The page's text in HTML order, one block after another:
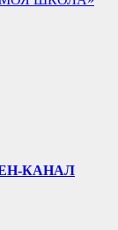
КАНАЛ